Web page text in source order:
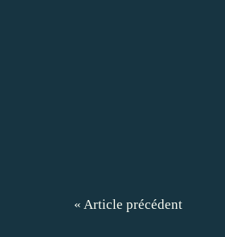
« Article précédent